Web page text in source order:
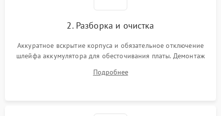
Проблемы Wi‑Fi или
2500 ₽
2. Разборка и очистка
Аккуратное вскрытие корпуса и обязательное отключение
шлейфа аккумулятора для обесточивания платы. Демонтаж
высохшей термопасты с кристаллов чипов.
Подробнее